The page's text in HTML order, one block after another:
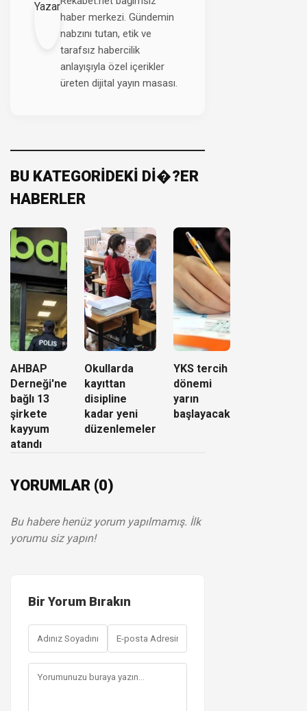
haber merkezi. Gündemin
nabzını tutan, etik ve
tarafsız habercilik
anlayışıyla özel içerikler
üreten dijital yayın masası.
BU KATEGORİDEKİ Dİ�?ER
HABERLER
AHBAP
Derneği'ne
bağlı 13
şirkete
kayyum
atandı
Okullarda
kayıttan
disipline
kadar yeni
düzenlemeler
YKS tercih
dönemi
yarın
başlayacak
YORUMLAR (0)
Bu habere henüz yorum yapılmamış. İlk
yorumu siz yapın!
Bir Yorum Bırakın